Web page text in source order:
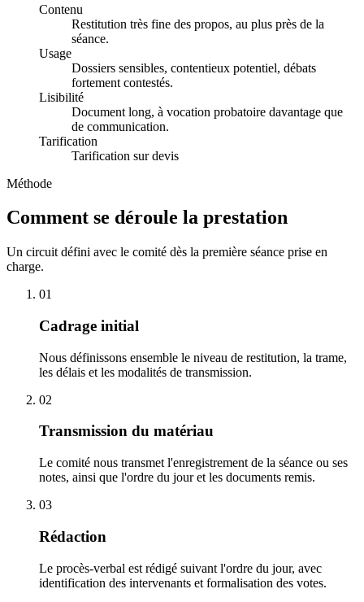
Contenu
Restitution très fine des propos, au plus près de la
séance.
Usage
Dossiers sensibles, contentieux potentiel, débats
fortement contestés.
Lisibilité
Document long, à vocation probatoire davantage que
de communication.
Tarification
Tarification sur devis
Méthode
Comment se déroule la prestation
Un circuit défini avec le comité dès la première séance prise en
charge.
01
Cadrage initial
Nous définissons ensemble le niveau de restitution, la trame,
les délais et les modalités de transmission.
02
Transmission du matériau
Le comité nous transmet l'enregistrement de la séance ou ses
notes, ainsi que l'ordre du jour et les documents remis.
03
Rédaction
Le procès-verbal est rédigé suivant l'ordre du jour, avec
identification des intervenants et formalisation des votes.